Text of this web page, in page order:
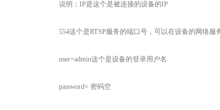
说明：IP是这个是被连接的设备的IP
554这个是RTSP服务的端口号，可以在设备的网络服
user=admin这个是设备的登录用户名
password= 密码空